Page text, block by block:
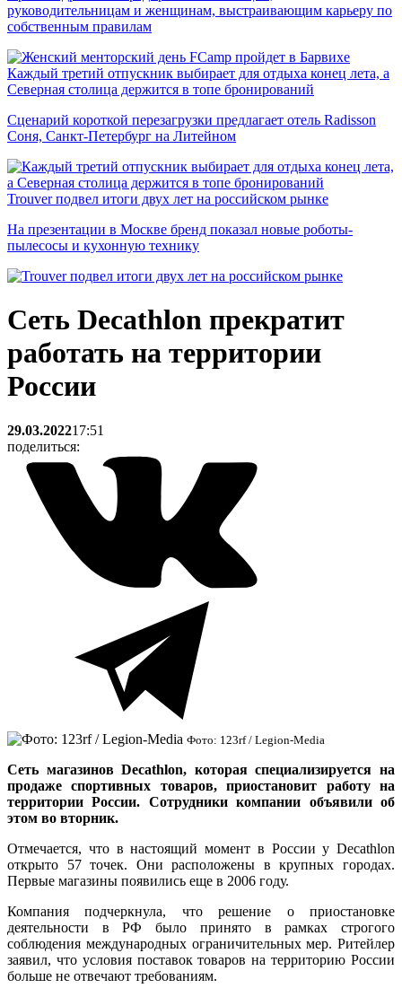
руководительницам и женщинам, выстраивающим карьеру по
собственным правилам
Каждый третий отпускник выбирает для отдыха конец лета, а
Северная столица держится в топе бронирований
Сценарий короткой перезагрузки предлагает отель Radisson
Соня, Санкт-Петербург на Литейном
Trouver подвел итоги двух лет на российском рынке
На презентации в Москве бренд показал новые роботы-
пылесосы и кухонную технику
Сеть Decathlon прекратит
работать на территории
России
29.03.202217:51
поделиться:
Фото: 123rf / Legion-Media
Сеть магазинов Decathlon, которая специализируется на
продаже спортивных товаров, приостановит работу на
территории России. Сотрудники компании объявили об
этом во вторник.
Отмечается, что в настоящий момент в России у Decathlon
открыто 57 точек. Они расположены в крупных городах.
Первые магазины появились еще в 2006 году.
Компания подчеркнула, что решение о приостановке
деятельности в РФ было принято в рамках строгого
соблюдения международных ограничительных мер. Ритейлер
заявил, что условия поставок товаров на территорию России
больше не отвечают требованиям.